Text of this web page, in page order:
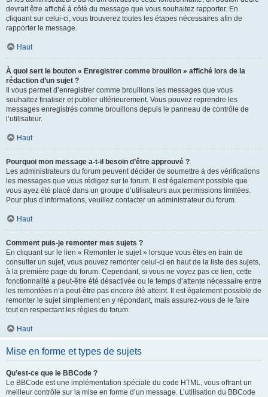
devrait être affiché à côté du message que vous souhaitez rapporter. En
cliquant sur celui-ci, vous trouverez toutes les étapes nécessaires afin de
rapporter le message.
Haut
À quoi sert le bouton « Enregistrer comme brouillon » affiché lors de la
rédaction d’un sujet ?
Il vous permet d’enregistrer comme brouillons les messages que vous
souhaitez finaliser et publier ultérieurement. Vous pouvez reprendre les
messages enregistrés comme brouillons depuis le panneau de contrôle de
l’utilisateur.
Haut
Pourquoi mon message a-t-il besoin d’être approuvé ?
Les administrateurs du forum peuvent décider de soumettre à des vérifications
les messages que vous rédigez sur le forum. Il est également possible que
vous ayez été placé dans un groupe d’utilisateurs aux permissions limitées.
Pour plus d’informations, veuillez contacter un administrateur du forum.
Haut
Comment puis-je remonter mes sujets ?
En cliquant sur le lien « Remonter le sujet » lorsque vous êtes en train de
consulter un sujet, vous pouvez remonter celui-ci en haut de la liste des sujets,
à la première page du forum. Cependant, si vous ne voyez pas ce lien, cette
fonctionnalité a peut-être été désactivée ou le temps d’attente nécessaire entre
les remontées n’a peut-être pas encore été atteint. Il est également possible de
remonter le sujet simplement en y répondant, mais assurez-vous de le faire
tout en respectant les règles du forum.
Haut
Mise en forme et types de sujets
Qu’est-ce que le BBCode ?
Le BBCode est une implémentation spéciale du code HTML, vous offrant un
meilleur contrôle sur la mise en forme d’un message. L’utilisation du BBCode